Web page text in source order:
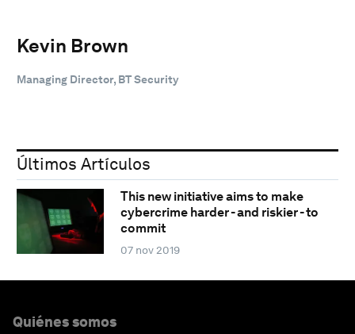
Kevin Brown
Managing Director, BT Security
Últimos Artículos
This new initiative aims to make
cybercrime harder - and riskier - to
commit
07 nov 2019
Quiénes somos